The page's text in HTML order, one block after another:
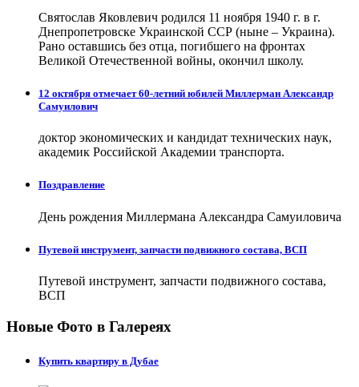
Святослав Яковлевич родился 11 ноября 1940 г. в г.
Днепропетровске Украинской ССР (ныне – Украина).
Рано оставшись без отца, погибшего на фронтах
Великой Отечественной войны, окончил школу.
12 октября отмечает 60-летний юбилей Миллерман Александр
Самуилович
доктор экономических и кандидат технических наук,
академик Российской Академии транспорта.
Поздравление
День рождения Миллермана Александра Самуиловича
Путевой инструмент, запчасти подвижного состава, ВСП
Путевой инструмент, запчасти подвижного состава,
ВСП
Новые Фото в Галереях
Купить квартиру в Дубае